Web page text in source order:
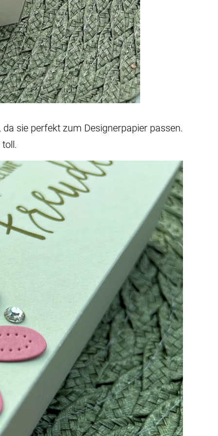
sie perfekt zum Designerpapier passen.